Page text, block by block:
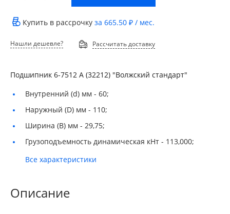
Купить в рассрочку за 665.50 ₽ / мес.
Нашли дешевле? Рассчитать доставку
Подшипник 6-7512 А (32212) "Волжский стандарт"
Внутренний (d) мм - 60;
Наружный (D) мм - 110;
Ширина (B) мм - 29,75;
Грузоподъемность динамическая кНт - 113,000;
Все характеристики
Описание